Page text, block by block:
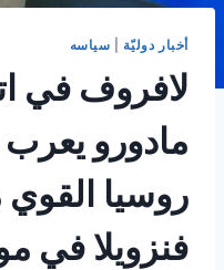
أخبار دوليّة سياسه
لافروف في
مادورو
روسيا
فنزويلا في